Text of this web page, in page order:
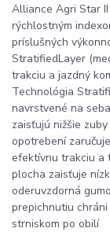
Alliance Agri Star
rýchlostným
príslušných
StratifiedLayer
trakciu a jazdný
Technológia
navrstvené na
zaisťujú nižšie
opotrebení
efektívnu trakciu a
plocha zaisťuje
oderuvzdorná
prepichnutiu
strniskom po obilí